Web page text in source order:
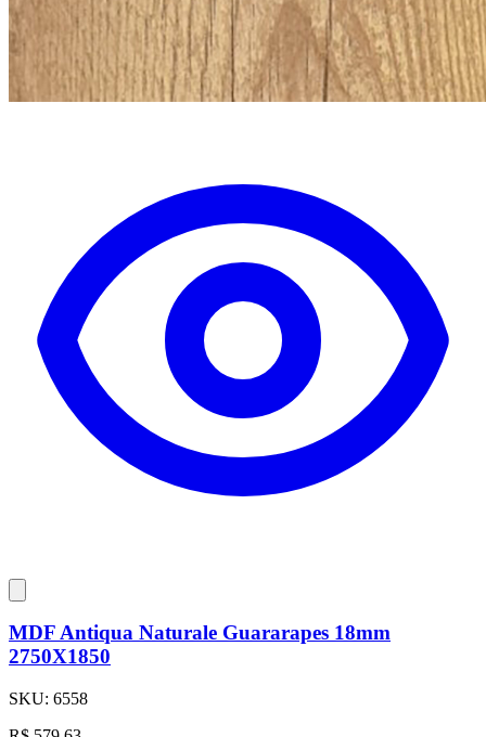
MDF Antiqua Naturale Guararapes 18mm
2750X1850
SKU: 6558